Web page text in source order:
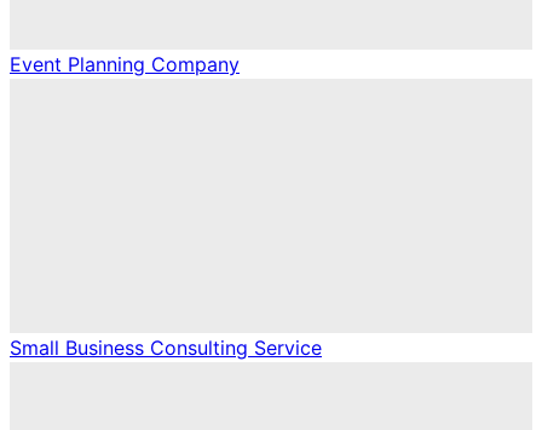
Event Planning Company
Small Business Consulting Service